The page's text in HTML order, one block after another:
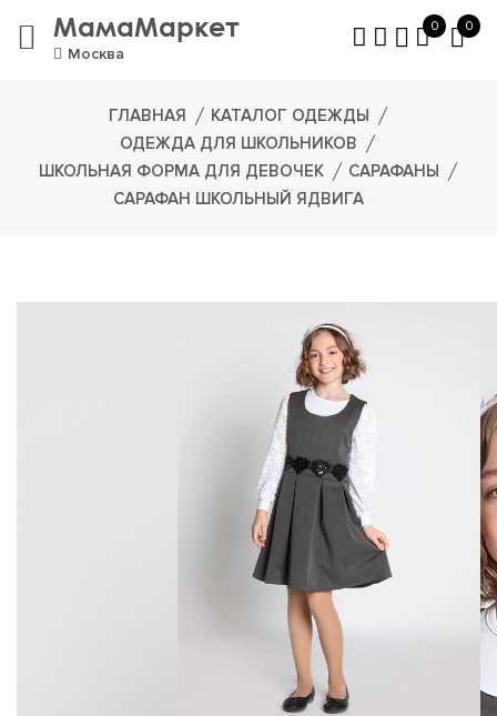
МамаМаркет
Москва
0 0
ГЛАВНАЯ
КАТАЛОГ ОДЕЖДЫ
ОДЕЖДА ДЛЯ ШКОЛЬНИКОВ
ШКОЛЬНАЯ ФОРМА ДЛЯ ДЕВОЧЕК
САРАФАНЫ
САРАФАН ШКОЛЬНЫЙ ЯДВИГА